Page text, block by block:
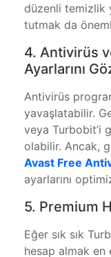
düzenli temizlik
tutmak da
4. Antivirüs
Ayarlarını
Antivirüs
yavaşlatabilir.
veya Turbobit’i
olabilir. Ancak,
Avast Free
ayarlarını
5. Premium
Eğer sık sık
hesap almak